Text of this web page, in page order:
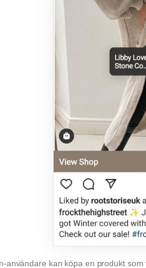
användare kan köpa en produkt